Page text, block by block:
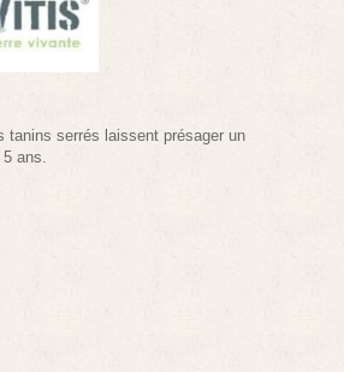
serrés laissent présager un
ans.